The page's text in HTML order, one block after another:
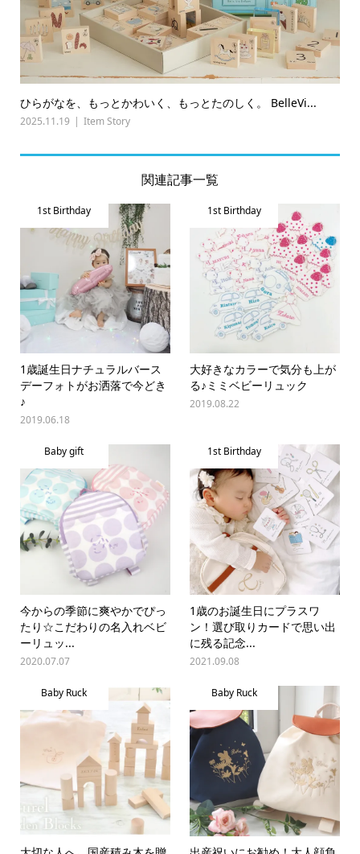
ひらがなを、もっとかわいく、もっとたのしく。 BelleVi...
2025.11.19 Item Story
関連記事一覧
1st Birthday
1歳誕生日ナチュラルバース
デーフォトがお洒落で今どき
♪
2019.06.18
1st Birthday
大好きなカラーで気分も上が
る♪ミミベビーリュック
2019.08.22
Baby gift
今からの季節に爽やかでぴっ
たり☆こだわりの名入れベビ
ーリュッ...
2020.07.07
1st Birthday
1歳のお誕生日にプラスワ
ン！選び取りカードで思い出
に残る記念...
2021.09.08
Baby Ruck Baby Ruck